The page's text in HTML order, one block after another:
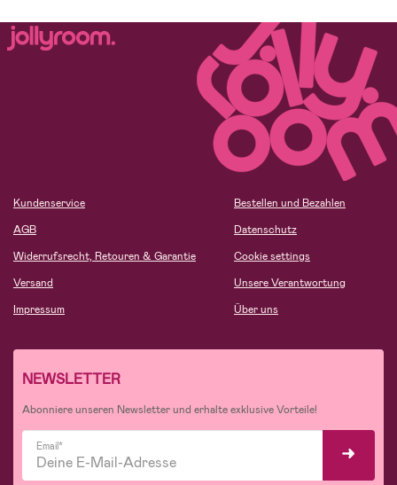
Kundenservice
AGB
Widerrufsrecht, Retouren & Garantie
Versand
Impressum
Bestellen und Bezahlen
Datenschutz
Cookie settings
Unsere Verantwortung
Über uns
NEWSLETTER
Abonniere unseren Newsletter und erhalte exklusive Vorteile!
Email*